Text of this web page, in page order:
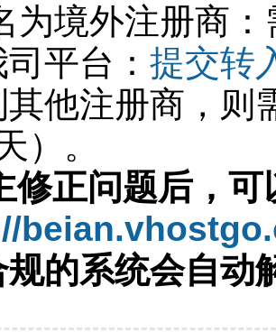
为境外注册商
平台： 提交转
他注册商，则
）。
修正问题后，可
的系统会自动